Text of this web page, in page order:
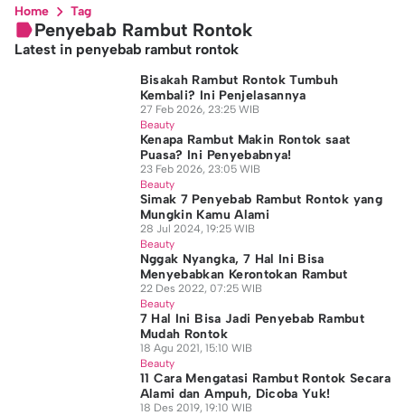
Home Tag
Penyebab Rambut Rontok
Latest in penyebab rambut rontok
Bisakah Rambut Rontok Tumbuh
Kembali? Ini Penjelasannya
27 Feb 2026, 23:25 WIB
Beauty
Kenapa Rambut Makin Rontok saat
Puasa? Ini Penyebabnya!
23 Feb 2026, 23:05 WIB
Beauty
Simak 7 Penyebab Rambut Rontok yang
Mungkin Kamu Alami
28 Jul 2024, 19:25 WIB
Beauty
Nggak Nyangka, 7 Hal Ini Bisa
Menyebabkan Kerontokan Rambut
22 Des 2022, 07:25 WIB
Beauty
7 Hal Ini Bisa Jadi Penyebab Rambut
Mudah Rontok
18 Agu 2021, 15:10 WIB
Beauty
11 Cara Mengatasi Rambut Rontok Secara
Alami dan Ampuh, Dicoba Yuk!
18 Des 2019, 19:10 WIB